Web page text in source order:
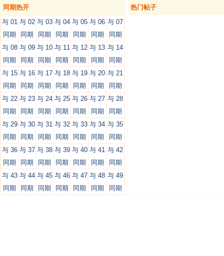
同期热开
与 01
同期
与 02
同期
与 03
同期
与 04
同期
与 05
同期
与 06
同期
与 07
同期
与 08
同期
与 09
同期
与 10
同期
与 11
同期
与 12
同期
与 13
同期
与 14
同期
与 15
同期
与 16
同期
与 17
同期
与 18
同期
与 19
同期
与 20
同期
与 21
同期
与 22
同期
与 23
同期
与 24
同期
与 25
同期
与 26
同期
与 27
同期
与 28
同期
与 29
同期
与 30
同期
与 31
同期
与 32
同期
与 33
同期
与 34
同期
与 35
同期
与 36
同期
与 37
同期
与 38
同期
与 39
同期
与 40
同期
与 41
同期
与 42
同期
与 43
同期
与 44
同期
与 45
同期
与 46
同期
与 47
同期
与 48
同期
与 49
同期
热门帖子